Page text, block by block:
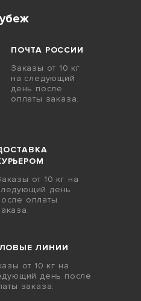
ПОЧТА РОССИИ
Заказы от 10 кг
на следующий
день после
оплаты заказа.
от 10 кг на
день
оплаты
ЛИНИИ
от 10 кг на
день после
заказа.